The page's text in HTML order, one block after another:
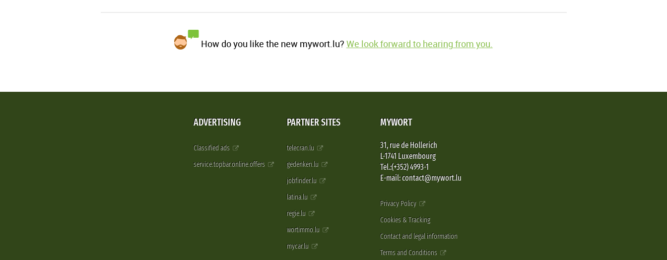
How do you like the new mywort.lu? We look forward to hearing from you.
ADVERTISING
Classified ads
service.topbar.online.offers
PARTNER SITES
telecran.lu
gedenken.lu
jobfinder.lu
latina.lu
regie.lu
wortimmo.lu
mycar.lu
MYWORT
31, rue de Hollerich
L-1741 Luxembourg
Tel.:(+352) 4993-1
E-mail: contact@mywort.lu
Privacy Policy
Cookies & Tracking
Contact and legal information
Terms and Conditions